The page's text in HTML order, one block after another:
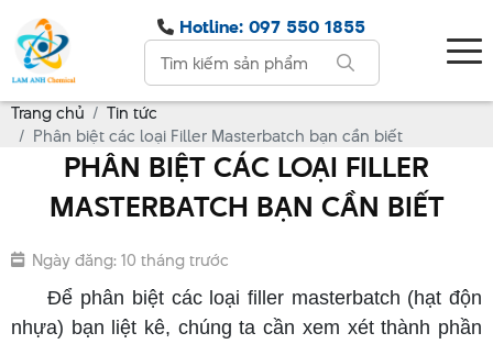
Hotline: 097 550 1855
Trang chủ
Tin tức
Phân biệt các loại Filler Masterbatch bạn cần biết
PHÂN BIỆT CÁC LOẠI FILLER
MASTERBATCH BẠN CẦN BIẾT
Ngày đăng: 10 tháng trước
Để phân biệt các loại filler masterbatch (hạt độn
nhựa) bạn liệt kê, chúng ta cần xem xét thành phần